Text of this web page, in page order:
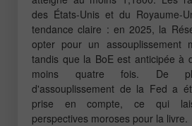
des États-Unis et du Royaume-
tendance claire : en 2025, la
opter pour un assouplissement
tandis que la BoE est anticipée à
moins quatre fois. De
d'assouplissement de la Fed a
prise en compte, ce qui
perspectives moroses pour la livre.